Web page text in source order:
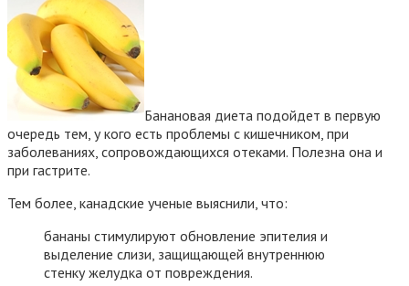
Банановая диета подойдет в первую
очередь тем, у кого есть проблемы с кишечником, при
заболеваниях, сопровождающихся отеками. Полезна она и
при гастрите.
Тем более, канадские ученые выяснили, что:
бананы стимулируют обновление эпителия и
выделение слизи, защищающей внутреннюю
стенку желудка от повреждения.